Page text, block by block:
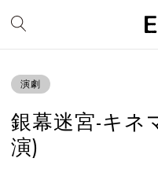
演劇
銀幕迷宮-キネ
演)